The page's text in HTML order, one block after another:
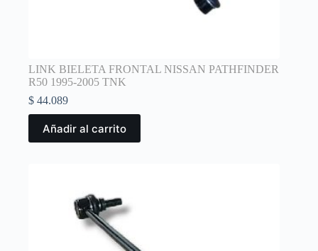
LINK BIELETA FRONTAL NISSAN PATHFINDER
R50 1995-2005 TNK
$ 44.089
Añadir al carrito